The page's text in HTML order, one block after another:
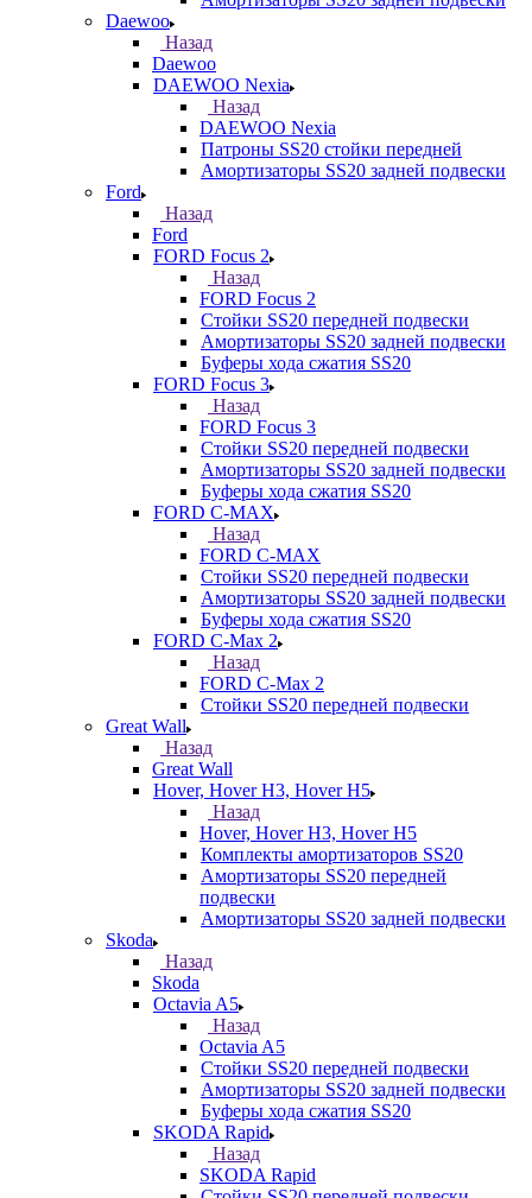
Daewoo
Назад
Daewoo
DAEWOO Nexia
Назад
DAEWOO Nexia
Патроны SS20 стойки передней
Амортизаторы SS20 задней подвески
Ford
Назад
Ford
FORD Focus 2
Назад
FORD Focus 2
Стойки SS20 передней подвески
Амортизаторы SS20 задней подвески
Буферы хода сжатия SS20
FORD Focus 3
Назад
FORD Focus 3
Стойки SS20 передней подвески
Амортизаторы SS20 задней подвески
Буферы хода сжатия SS20
FORD С-MAX
Назад
FORD С-MAX
Стойки SS20 передней подвески
Амортизаторы SS20 задней подвески
Буферы хода сжатия SS20
FORD C-Max 2
Назад
FORD C-Max 2
Стойки SS20 передней подвески
Great Wall
Назад
Great Wall
Hover, Hover H3, Hover H5
Назад
Hover, Hover H3, Hover H5
Комплекты амортизаторов SS20
Амортизаторы SS20 передней
подвески
Амортизаторы SS20 задней подвески
Skoda
Назад
Skoda
Octavia A5
Назад
Octavia A5
Стойки SS20 передней подвески
Амортизаторы SS20 задней подвески
Буферы хода сжатия SS20
SKODA Rapid
Назад
SKODA Rapid